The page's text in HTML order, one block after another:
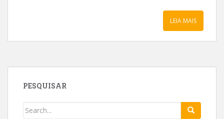
LEIA MAIS
PESQUISAR